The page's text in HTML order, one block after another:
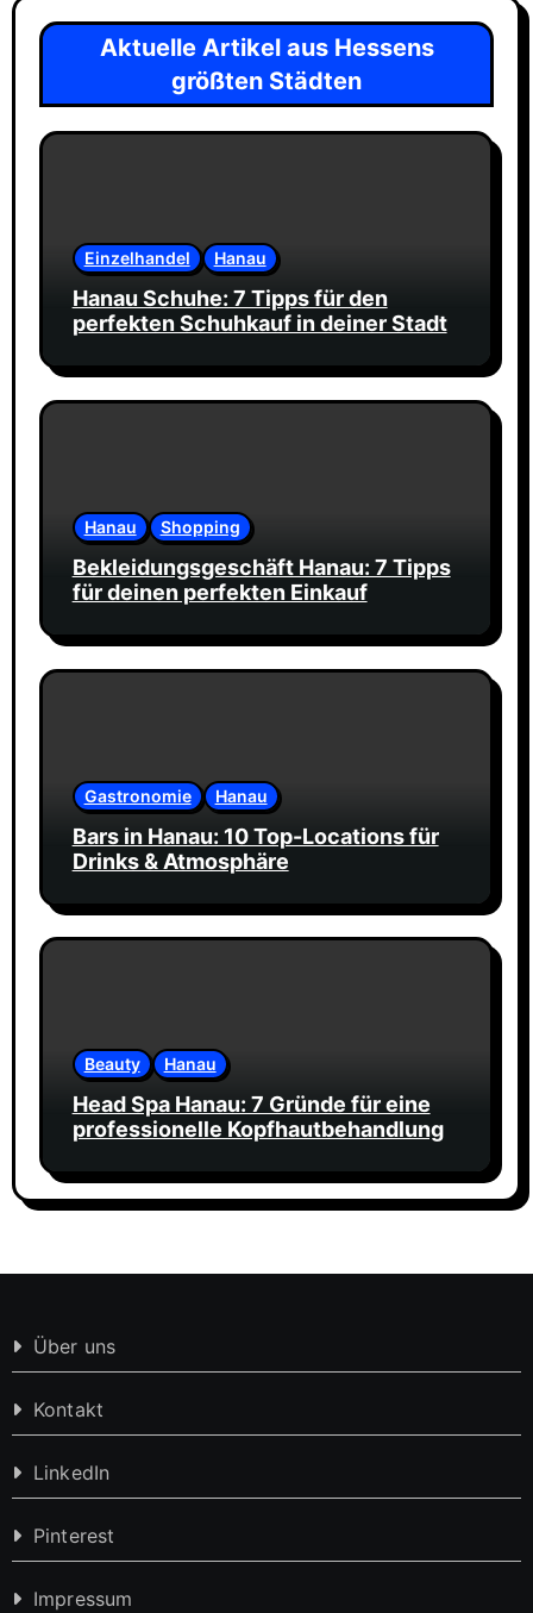
Aktuelle Artikel aus Hessens
größten Städten
Einzelhandel Hanau
Hanau Schuhe: 7 Tipps für den
perfekten Schuhkauf in deiner Stadt
Hanau Shopping
Bekleidungsgeschäft Hanau: 7 Tipps
für deinen perfekten Einkauf
Gastronomie Hanau
Bars in Hanau: 10 Top-Locations für
Drinks & Atmosphäre
Beauty Hanau
Head Spa Hanau: 7 Gründe für eine
professionelle Kopfhautbehandlung
Über uns
Kontakt
LinkedIn
Pinterest
Impressum